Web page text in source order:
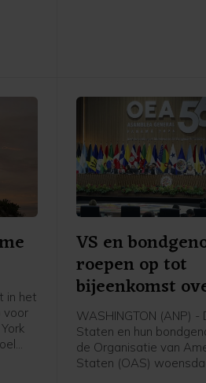
in het
voor
VS en
roepen op tot
bijeenkomst
Nicaragua
WASHINGTON (ANP) -
Staten en hun
de Organisatie van
Staten (OAS)